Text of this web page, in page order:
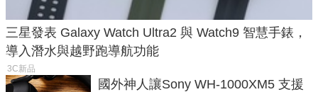
三星發表 Galaxy Watch Ultra2 與 Watch9 智慧手錶，
導入潛水與越野跑導航功能
3C新品
國外神人讓Sony WH-1000XM5 支援